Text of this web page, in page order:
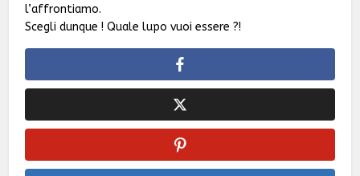
l’affrontiamo.
Scegli dunque ! Quale lupo vuoi essere ?!